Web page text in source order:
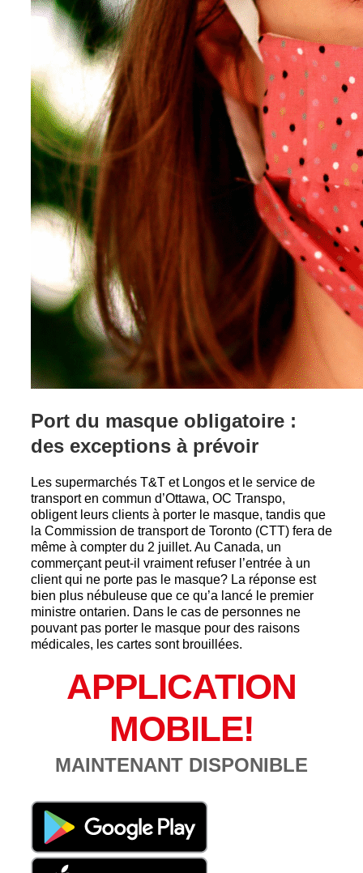
Port du masque obligatoire :
des exceptions à prévoir
Les supermarchés T&T et Longos et le service de
transport en commun d’Ottawa, OC Transpo,
obligent leurs clients à porter le masque, tandis que
la Commission de transport de Toronto (CTT) fera de
même à compter du 2 juillet. Au Canada, un
commerçant peut-il vraiment refuser l’entrée à un
client qui ne porte pas le masque? La réponse est
bien plus nébuleuse que ce qu’a lancé le premier
ministre ontarien. Dans le cas de personnes ne
pouvant pas porter le masque pour des raisons
médicales, les cartes sont brouillées.
APPLICATION
MOBILE!
MAINTENANT DISPONIBLE